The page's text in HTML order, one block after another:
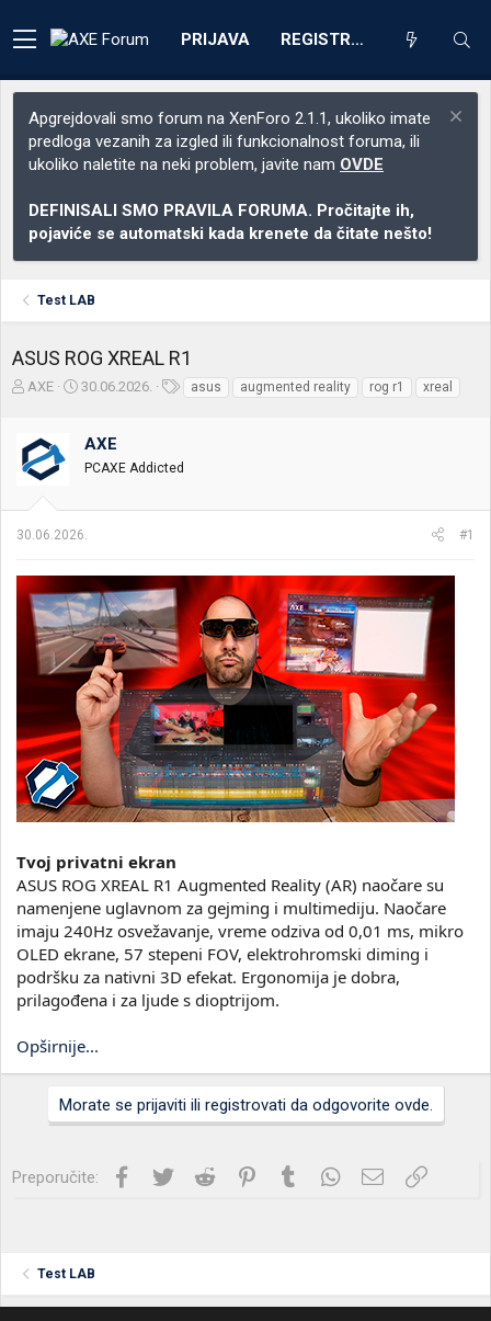
PRIJAVA REGISTRACIJA
Apgrejdovali smo forum na XenForo 2.1.1, ukoliko imate
predloga vezanih za izgled ili funkcionalnost foruma, ili
ukoliko naletite na neki problem, javite nam OVDE
DEFINISALI SMO PRAVILA FORUMA. Pročitajte ih,
pojaviće se automatski kada krenete da čitate nešto!
Test LAB
ASUS ROG XREAL R1
Z
e
t
t
e
AXE
D
u
m
r
a
n
j
a
30.06.2026.
k
asus augmented reality rog r1 xreal
AXE
PCAXE Addicted
30.06.2026. #1
Tvoj privatni ekran
ASUS ROG XREAL R1 Augmented Reality (AR) naočare su
namenjene uglavnom za gejming i multimediju. Naočare
imaju 240Hz osvežavanje, vreme odziva od 0,01 ms, mikro
OLED ekrane, 57 stepeni FOV, elektrohromski diming i
podršku za nativni 3D efekat. Ergonomija je dobra,
prilagođena i za ljude s dioptrijom.
Opširnije...
Morate se prijaviti ili registrovati da odgovorite ovde.
Preporučite: Facebook
Twitter Reddit PinterestTumblrWhatsApp
Imejl Link
Test LAB